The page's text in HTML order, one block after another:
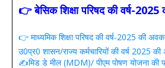
👉 बेसिक शिक्षा परिषद की वर्ष-
👉 माध्यमिक शिक्षा परिषद की वर्ष-2025 की
उ0प्र0 शासन/राज्य कर्मचारियों की वर्ष 2025
✍️मिड डे मील (MDM)/ पीएम पोषण योजना की